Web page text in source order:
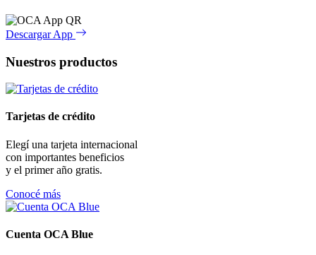
Descargar App
Nuestros productos
Tarjetas de crédito
Elegí una tarjeta internacional
con importantes beneficios
y el primer año gratis.
Conocé más
Cuenta OCA Blue